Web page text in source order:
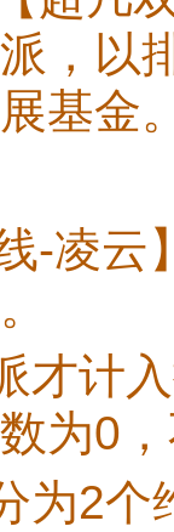
，以
基金
-凌云
才计
为0
为2个